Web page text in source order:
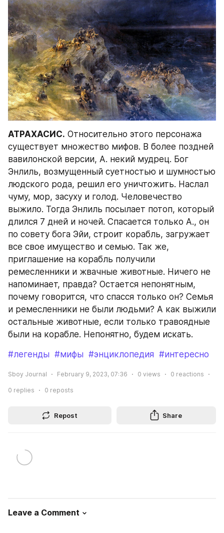
АТРАХАСИС. Относительно этого персонажа
существует множество мифов. В более поздней
вавилонской версии, А. некий мудрец. Бог
Энлиль, возмущенный суетностью и шумностью
людского рода, решил его уничтожить. Наслал
чуму, мор, засуху и голод. Человечество
выжило. Тогда Энлиль посылает потоп, который
длился 7 дней и ночей. Спасается только А., он
по совету бога Эйи, строит корабль, загружает
все свое имущество и семью. Так же,
приглашение на корабль получили
ремесленники и жвачные животные. Ничего не
напоминает, правда? Остается непонятным,
почему говорится, что спасся только он? Семья
и ремесленники не были людьми? А как выжили
остальные животные, если только травоядные
были на корабле. Непонятно, будем искать.
#легенды #мифы #энциклопедия #интересно
Sboy Journal February 9, 2023, 07:36 0 views 0 reactions
0 replies 0 reposts
Repost Share
Leave a Comment